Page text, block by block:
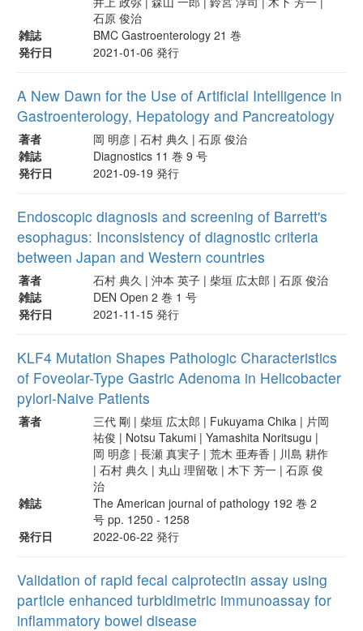
石原 俊治
雑誌
BMC Gastroenterology 21 巻
発行日
2021-01-06 発行
A New Dawn for the Use of Artificial Intelligence in
Gastroenterology, Hepatology and Pancreatology
著者
岡 明彦 | 石村 典久 | 石原 俊治
雑誌
Diagnostics 11 巻 9 号
発行日
2021-09-19 発行
Endoscopic diagnosis and screening of Barrett's
esophagus: Inconsistency of diagnostic criteria
between Japan and Western countries
著者
石村 典久 | 沖本 英子 | 柴垣 広太郎 | 石原 俊治
雑誌
DEN Open 2 巻 1 号
発行日
2021-11-15 発行
KLF4 Mutation Shapes Pathologic Characteristics
of Foveolar-Type Gastric Adenoma in Helicobacter
pylori-Naive Patients
著者
三代 剛 | 柴垣 広太郎 | Fukuyama Chika | 片岡
祐俊 | Notsu Takumi | Yamashita Noritsugu |
岡 明彦 | 長瀬 真実子 | 荒木 亜寿香 | 川島 耕作
| 石村 典久 | 丸山 理留敬 | 木下 芳一 | 石原 俊
治
雑誌
The American journal of pathology 192 巻 2
号 pp. 1250 - 1258
発行日
2022-06-22 発行
Validation of rapid fecal calprotectin assay using
particle enhanced turbidimetric immunoassay for
inflammatory bowel disease